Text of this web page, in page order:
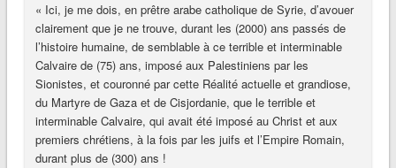
« Ici, je me dois, en prêtre arabe catholique de Syrie, d’avouer
clairement que je ne trouve, durant les (2000) ans passés de
l’histoire humaine, de semblable à ce terrible et interminable
Calvaire de (75) ans, imposé aux Palestiniens par les
Sionistes, et couronné par cette Réalité actuelle et grandiose,
du Martyre de Gaza et de Cisjordanie, que le terrible et
interminable Calvaire, qui avait été imposé au Christ et aux
premiers chrétiens, à la fois par les juifs et l’Empire Romain,
durant plus de (300) ans !